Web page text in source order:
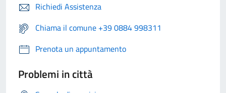
Richiedi Assistenza
Chiama il comune +39 0884 998311
Prenota un appuntamento
Problemi in città